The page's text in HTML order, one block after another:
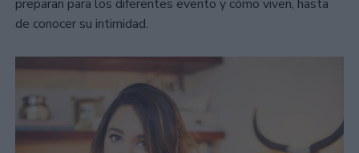
preparan para los diferentes evento y cómo viven, hasta
de conocer su intimidad.